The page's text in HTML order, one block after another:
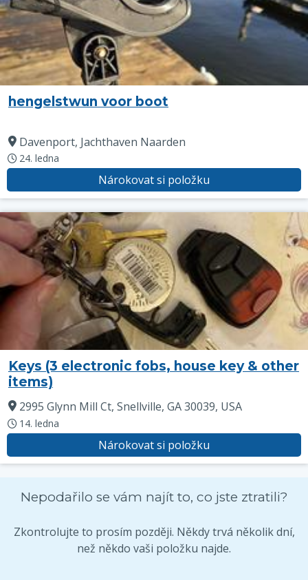
hengelstwun voor boot
Davenport, Jachthaven Naarden
24. ledna
Nárokovat si položku
Keys (3 electronic fobs, house key & other
items)
2995 Glynn Mill Ct, Snellville, GA 30039, USA
14. ledna
Nárokovat si položku
Nepodařilo se vám najít to, co jste ztratili?
Zkontrolujte to prosím později. Někdy trvá několik dní,
než někdo vaši položku najde.